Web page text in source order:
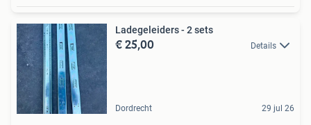
Ladegeleiders - 2 sets
€ 25,00 Details
Dordrecht 29 jul 26